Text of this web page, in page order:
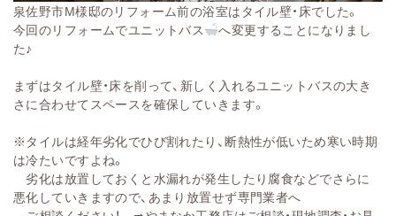
泉佐野市M様邸のリフォーム前の浴室はタイル壁・床でした。
今回のリフォームでユニットバス
へ変更することになりまし
た♪
まずはタイル壁・床を削って、新しく入れるユニットバスの大き
さに合わせてスペースを確保していきます。
※タイルは経年劣化でひび割れたり、断熱性が低いため寒い時期
は冷たいですよね。
劣化は放置しておくと水漏れが発生したり腐食などでさらに
悪化していきますので、あまり放置せず専門業者へ